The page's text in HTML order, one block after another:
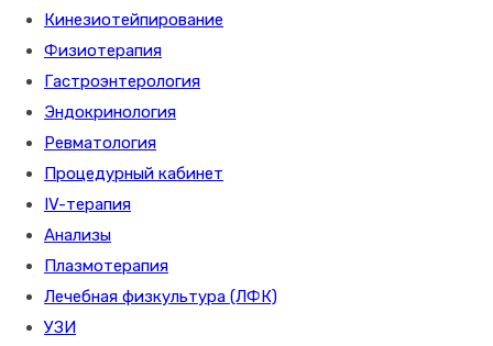
Кинезиотейпирование
Физиотерапия
Гастроэнтерология
Эндокринология
Ревматология
Процедурный кабинет
IV-терапия
Анализы
Плазмотерапия
Лечебная физкультура (ЛФК)
УЗИ